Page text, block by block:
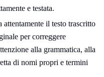
e testata.
il testo trascritto
per correggere
alla grammatica, alla
di nomi propri e termini